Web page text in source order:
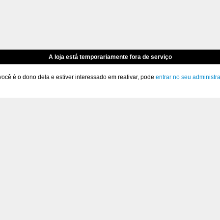
A loja está temporariamente fora de serviço
é o dono dela e estiver interessado em reativar, pode entrar no seu